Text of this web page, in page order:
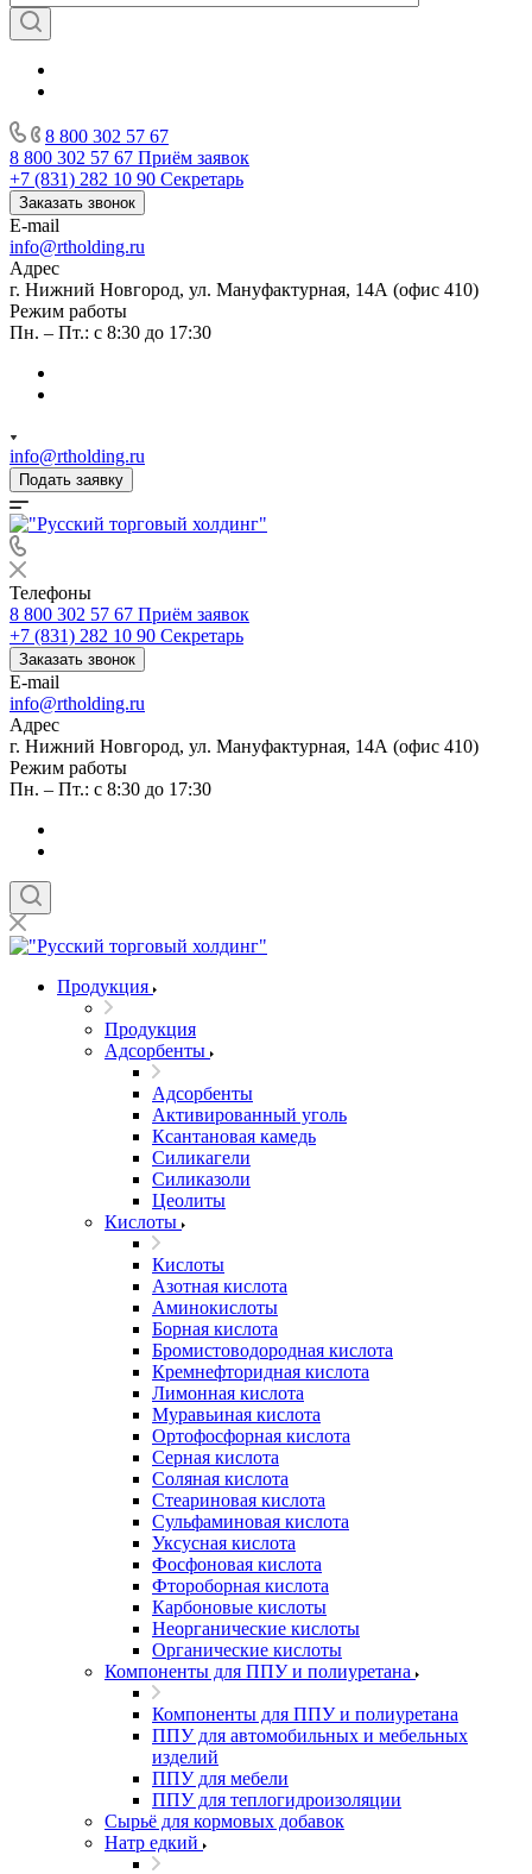
8 800 302 57 67
8 800 302 57 67 Приём заявок
+7 (831) 282 10 90 Секретарь
Заказать звонок
E-mail
info@rtholding.ru
Адрес
г. Нижний Новгород, ул. Мануфактурная, 14А (офис 410)
Режим работы
Пн. – Пт.: с 8:30 до 17:30
info@rtholding.ru
Подать заявку
Телефоны
8 800 302 57 67 Приём заявок
+7 (831) 282 10 90 Секретарь
Заказать звонок
E-mail
info@rtholding.ru
Адрес
г. Нижний Новгород, ул. Мануфактурная, 14А (офис 410)
Режим работы
Пн. – Пт.: с 8:30 до 17:30
Продукция
Продукция
Адсорбенты
Адсорбенты
Активированный уголь
Ксантановая камедь
Силикагели
Силиказоли
Цеолиты
Кислоты
Кислоты
Азотная кислота
Аминокислоты
Борная кислота
Бромистоводородная кислота
Кремнефторидная кислота
Лимонная кислота
Муравьиная кислота
Ортофосфорная кислота
Серная кислота
Соляная кислота
Стеариновая кислота
Сульфаминовая кислота
Уксусная кислота
Фосфоновая кислота
Фтороборная кислота
Карбоновые кислоты
Неорганические кислоты
Органические кислоты
Компоненты для ППУ и полиуретана
Компоненты для ППУ и полиуретана
ППУ для автомобильных и мебельных
изделий
ППУ для мебели
ППУ для теплогидроизоляции
Сырьё для кормовых добавок
Натр едкий